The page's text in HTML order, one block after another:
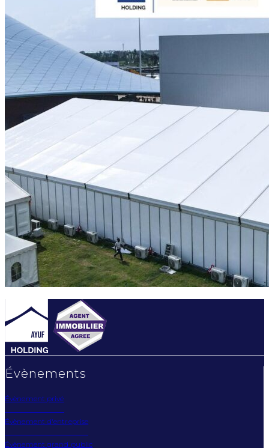
Évènements
Évènement privé
Évènement d'entreprise
Évènement grand public